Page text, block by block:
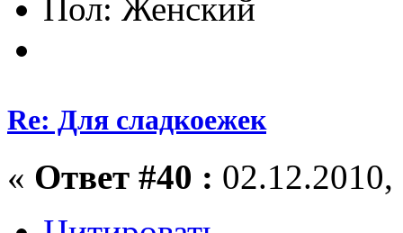
Пол:
Re: Для сладкоежек
« Ответ #40 :